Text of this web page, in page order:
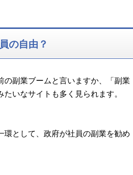
の自由？
の副業ブームと言いますか、「副業
いなサイトも多く見られます。
環として、政府が社員の副業を勧め